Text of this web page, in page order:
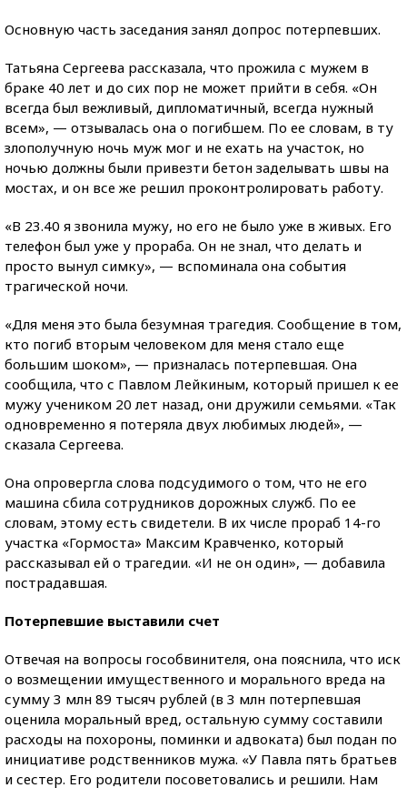
Основную часть заседания занял допрос потерпевших.
Татьяна Сергеева рассказала, что прожила с мужем в
браке 40 лет и до сих пор не может прийти в себя. «Он
всегда был вежливый, дипломатичный, всегда нужный
всем», — отзывалась она о погибшем. По ее словам, в ту
злополучную ночь муж мог и не ехать на участок, но
ночью должны были привезти бетон заделывать швы на
мостах, и он все же решил проконтролировать работу.
«В 23.40 я звонила мужу, но его не было уже в живых. Его
телефон был уже у прораба. Он не знал, что делать и
просто вынул симку», — вспоминала она события
трагической ночи.
«Для меня это была безумная трагедия. Сообщение в том,
кто погиб вторым человеком для меня стало еще
большим шоком», — призналась потерпевшая. Она
сообщила, что с Павлом Лейкиным, который пришел к ее
мужу учеником 20 лет назад, они дружили семьями. «Так
одновременно я потеряла двух любимых людей», —
сказала Сергеева.
Она опровергла слова подсудимого о том, что не его
машина сбила сотрудников дорожных служб. По ее
словам, этому есть свидетели. В их числе прораб 14-го
участка «Гормоста» Максим Кравченко, который
рассказывал ей о трагедии. «И не он один», — добавила
пострадавшая.
Потерпевшие выставили счет
Отвечая на вопросы гособвинителя, она пояснила, что иск
о возмещении имущественного и морального вреда на
сумму 3 млн 89 тысяч рублей (в 3 млн потерпевшая
оценила моральный вред, остальную сумму составили
расходы на похороны, поминки и адвоката) был подан по
инициативе родственников мужа. «У Павла пять братьев
и сестер. Его родители посоветовались и решили. Нам